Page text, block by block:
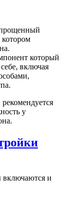
котором
который
включая
рекомендуется
у
включаются и